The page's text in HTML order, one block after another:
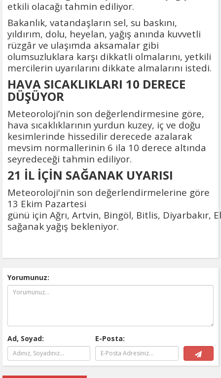
etkili olacağı tahmin ediliyor.
Bakanlık, vatandaşların sel, su baskını,
yıldırım, dolu, heyelan, yağış anında kuvvetli
rüzgâr ve ulaşımda aksamalar gibi
olumsuzluklara karşı dikkatli olmalarını, yetkili
mercilerin uyarılarını dikkate almalarını istedi.
HAVA SICAKLIKLARI 10 DERECE
DÜŞÜYOR
Meteoroloji’nin son değerlendirmesine göre,
hava sıcaklıklarının yurdun kuzey, iç ve doğu
kesimlerinde hissedilir derecede azalarak
mevsim normallerinin 6 ila 10 derece altında
seyredeceği tahmin ediliyor.
21 İL İÇİN SAĞANAK UYARISI
Meteoroloji'nin son değerlendirmelerine göre
13 Ekim Pazartesi
günü için Ağrı, Artvin, Bingöl, Bitlis, Diyarbakır,
sağanak yağış bekleniyor.
Yorumunuz:
Ad, Soyad: E-Posta: